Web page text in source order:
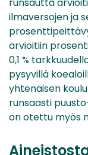
ilmaversojen ja
arvioitiin
0,1 %
pysyvillä
yhtenäisen
runsaasti
on otettu myös